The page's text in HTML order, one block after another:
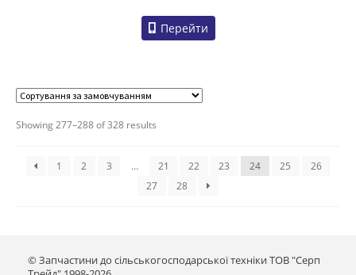
Перейти
Showing 277–288 of 328 results
1 2 3 … 21 22 23 24 25
26
27
28
© Запчастини до сільськогосподарської техніки ТОВ "Серп